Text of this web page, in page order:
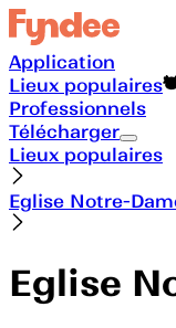
Application
Lieux populaires
Professionnels
Télécharger
Lieux populaires
Eglise Notre-
Eglise